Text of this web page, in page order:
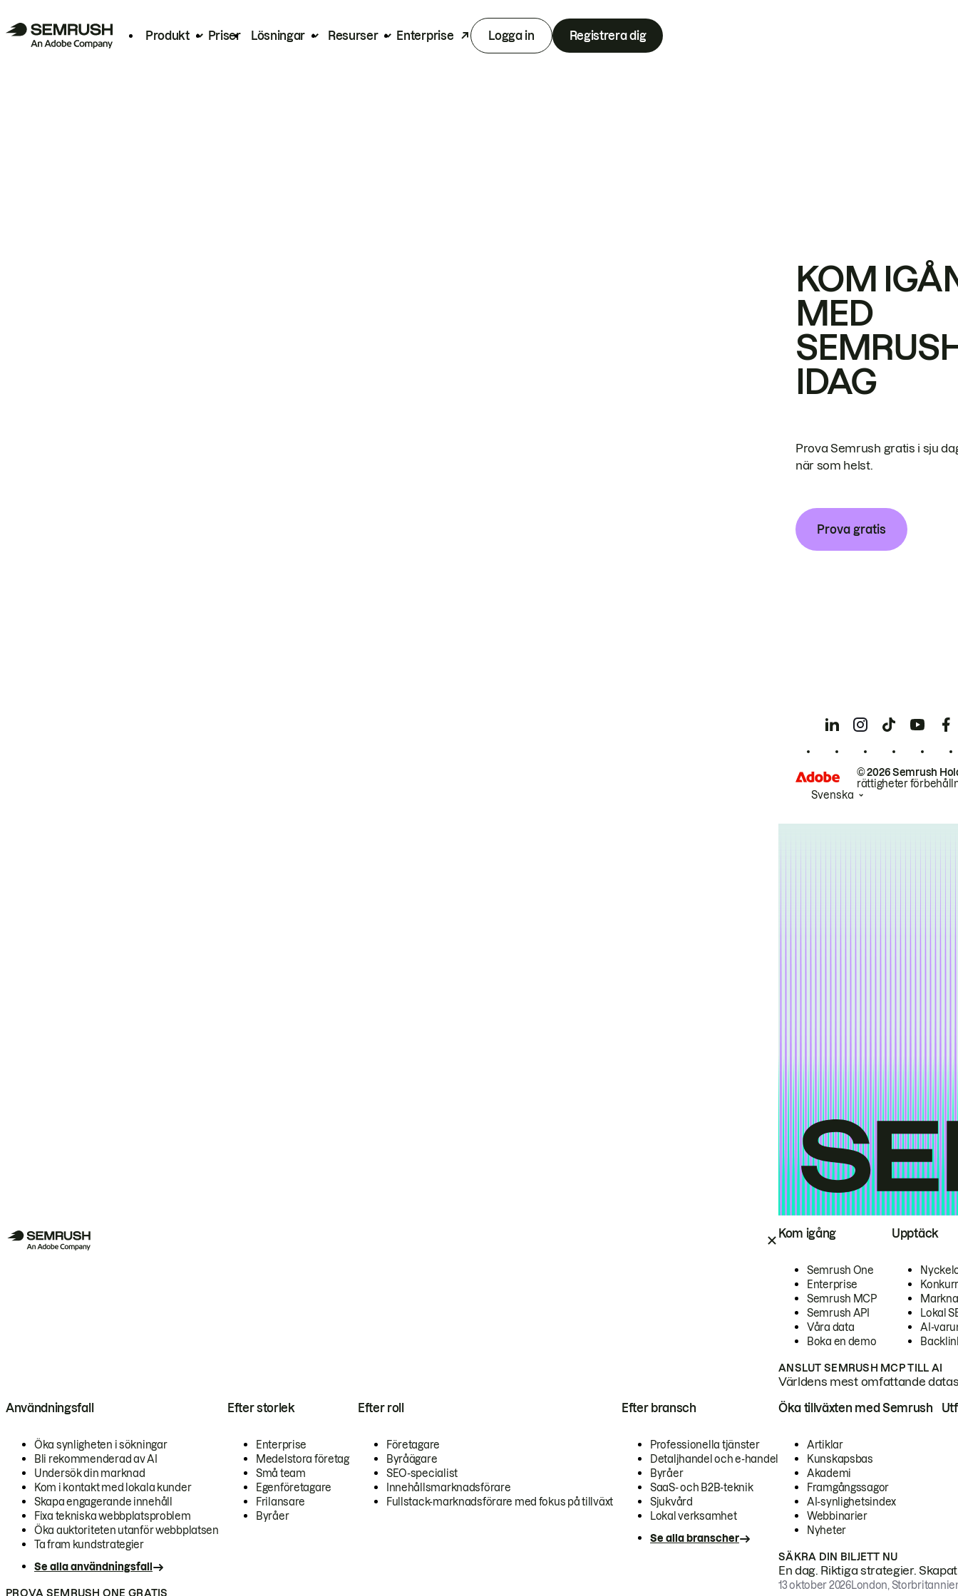
Produkt Priser Lösningar Resurser Enterprise Logga in Registrera dig
Kom igång
Semrush One
Enterprise
Semrush MCP
Semrush API
Våra data
Boka en demo
Upptäck
Lokal
AI-
ANSLUT SEMRUSH MCP TILL AI
Världens mest omfattande
Användningsfall
Öka synligheten i sökningar
Bli rekommenderad av AI
Undersök din marknad
Kom i kontakt med lokala kunder
Skapa engagerande innehåll
Fixa tekniska webbplatsproblem
Öka auktoriteten utanför webbplatsen
Ta fram kundstrategier
Se alla användningsfall
Efter storlek
Enterprise
Medelstora företag
Små team
Egenföretagare
Frilansare
Byråer
Efter roll
Företagare
Byråägare
SEO-specialist
Innehållsmarknadsförare
Fullstack-marknadsförare med fokus på tillväxt
Efter bransch
Professionella tjänster
Detaljhandel och e-handel
Byråer
SaaS- och B2B-teknik
Sjukvård
Lokal verksamhet
Se alla branscher
PROVA SEMRUSH ONE GRATIS
Öka tillväxten med Semrush
Artiklar
Kunskapsbas
Akademi
Framgångssagor
AI-synlighetsindex
Webbinarier
Nyheter
SÄKRA DIN BILJETT NU
En dag. Riktiga strategier.
13 oktober 2026London,
KOM
MED
IDAG
Prova Semrush gratis i sju
när som helst.
Prova gratis
© 2026 Semrush
rättigheter
Svenska